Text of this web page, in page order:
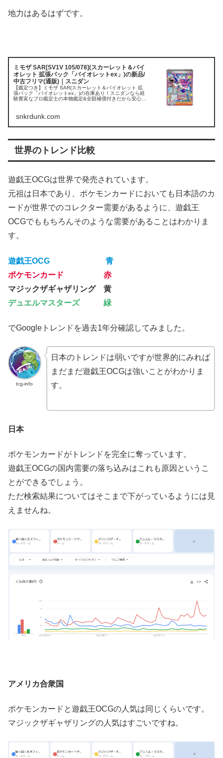
地力はあるはずです。
ミモザ SAR[SV1V 105/078](スカーレット＆バイ
オレット 拡張パック「バイオレットex」)の新品/
中古フリマ(通販)｜スニダン
【鑑定つき】ミモザ SAR(スカーレット＆バイオレット 拡
張パック「バイオレットex」)の在庫あり！スニダンなら経
験豊富なプロ鑑定士の本物鑑定&全額補償付きだから安心・
snkrdunk.com
世界のトレンド比較
遊戯王OCGは世界で発売されています。
元祖は日本であり、ポケモンカードにおいても日本語のカ
ードが世界でのコレクター需要があるように、遊戯王
OCGでももちろんそのような需要があることはわかりま
す。
遊戯王OCG 青
ポケモンカード 赤
マジックザギャザリング 黄
デュエルマスターズ 緑
でGoogleトレンドを過去1年分確認してみました。
tcg-info
日本のトレンドは弱いですが世界的にみれば
まだまだ遊戯王OCGは強いことがわかりま
す。
日本
ポケモンカードがトレンドを完全に奪っています。
遊戯王OCGの国内需要の落ち込みはこれも原因というこ
とができるでしょう。
ただ検索結果についてはそこまで下がっているようには見
えませんね。
アメリカ合衆国
ポケモンカードと遊戯王OCGの人気は同じくらいです。
マジックザギャザリングの人気はすごいですね。